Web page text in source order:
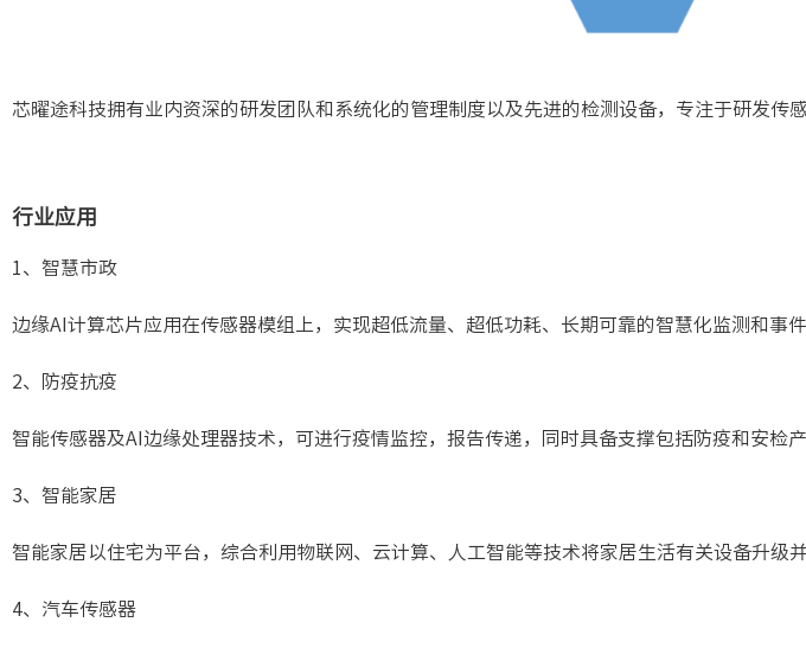
芯曜途科技拥有业内资深的研发团队和系统化的管理制度以及先进的检测设备，专注于研发传
行业应用
1、智慧市政
边缘AI计算芯片应用在传感器模组上，实现超低流量、超低功耗、长期可靠的智慧化监测和事
2、防疫抗疫
智能传感器及AI边缘处理器技术，可进行疫情监控，报告传递，同时具备支撑包括防疫和安检
3、智能家居
智能家居以住宅为平台，综合利用物联网、云计算、人工智能等技术将家居生活有关设备升级
4、汽车传感器